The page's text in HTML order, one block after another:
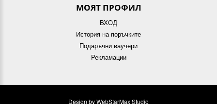
МОЯТ ПРОФИЛ
ВХОД
История на поръчките
Подаръчни ваучери
Рекламации
Design byWebStarMax Studio